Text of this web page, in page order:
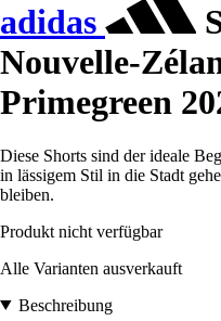
adidas
Nouvelle-
Primegreen
Diese Shorts sind der ideale
in lässigem Stil in die Stadt
bleiben.
Produkt nicht verfügbar
Alle Varianten ausverkauft
Beschreibung